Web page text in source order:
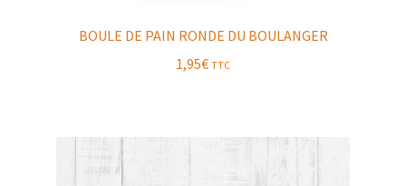
BOULE DE PAIN RONDE DU BOULANGER
1,95€ TTC